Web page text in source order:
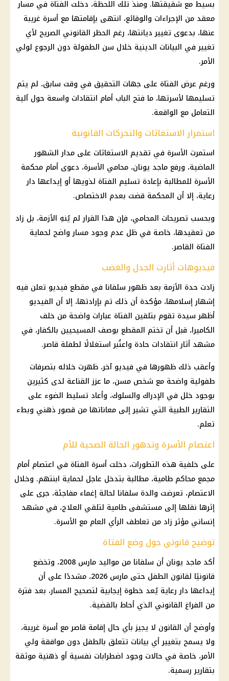
بسيط مع شقيقتها. ومنذ تلك اللحظة، دخلت الفتاة في مسار
معقد من الإجراءات والوقائع، انتهى بإقامتها مع أسرة غريبة
عنها، بدعوى تغيير ديانتها، رغم الحظر القانوني الصريح لأي
تغيير في البيانات الدينية خلال سن الطفولة دون الرجوع لولي
الأمر.
ورغم عرض الفتاة على جهات التحقيق في وقت سابق، لم يتم
تسليمها لأسرتها، ما فتح الباب أمام انتقادات واسعة حول آلية
التعامل مع الواقعة.
استمرار الاستغاثات والتحركات القانونية
استمرت الأسرة في تقديم الاستغاثات على مدار الشهور
الماضية، ورفع ماجد يونان، محامي الأسرة، دعوى أمام محكمة
الأسرة للمطالبة بإعادة تسليم الفتاة لذويها أو إيداعها دار
رعاية، إلا أن المحكمة قضت بعدم الاختصاص.
وبحسب تصريحات المحامي، فإن هذا القرار لم يُنهِ الأزمة، بل زاد
من تعقيدها، خاصة في ظل عدم وجود مسار واضح لحماية
الفتاة القاصر.
فيديوهات أثارت الجدل والغضب
زادت حدة الأزمة بعد ظهور سلفانا في مقطع فيديو تعلن فيه
إشهار إسلامها، مؤكدة أن ذلك تم بإرادتها، إلا أن الفيديو
أظهر سيدة تقوم بتلقين الفتاة عبارات واضحة من خلف
الكاميرا، قبل أن تختم المقطع بوصف المسيحيين بالكفار، في
مشهد أثار انتقادات حادة واعتُبر استغلالًا لطفلة قاصر.
وأعقب ذلك ظهورها في فيديو آخر، ظهرت خلاله بتصرفات
طفولية واضحة مع شخص مسن، ما عزز القناعة لدى كثيرين
بوجود خلل في الإدراك والسلوك، وأعاد تسليط الضوء على
التقارير الطبية التي تشير إلى معاناتها من قصور ذهني وبطء
تعلم.
اعتصام الأسرة وتدهور الحالة الصحية للأم
على خلفية هذه التطورات، دخلت أسرة الفتاة في اعتصام أمام
مجمع محاكم طامية، مطالبة بتدخل عاجل لحماية ابنتهم. وخلال
الاعتصام، تعرضت والدة سلفانا لحالة إغماء مفاجئة، جرى على
إثرها نقلها إلى مستشفى طامية لتلقي العلاج، في مشهد
إنساني مؤثر زاد من تعاطف الرأي العام مع الأسرة.
توضيح قانوني حول وضع الفتاة
أكد ماجد يونان أن سلفانا من مواليد مارس 2008، وتخضع
قانونيًا لقانون الطفل حتى مارس 2026، مشددًا على أن
إيداعها دار رعاية يُعد خطوة إيجابية لتصحيح المسار، بعد فترة
من الفراغ القانوني الذي أحاط بالقضية.
وأوضح أن القانون لا يجيز بأي حال إقامة قاصرمع أسرة غريبة،
ولا يسمح بتغيير أي بيانات تتعلق بالطفل دون موافقة ولي
الأمر، خاصة في حالات وجود اضطرابات نفسية أو ذهنية موثقة
بتقارير رسمية.